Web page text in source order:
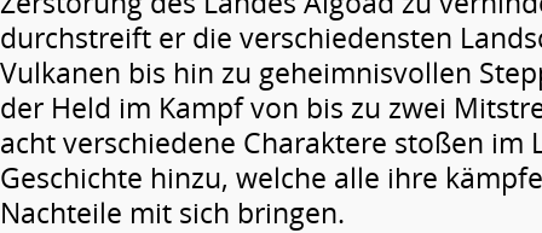
durchstreift er die verschiedensten
Vulkanen bis hin zu geheimnisvollen
der Held im Kampf von bis zu zwei
acht verschiedene Charaktere stoßen im
Geschichte hinzu, welche alle ihre
Nachteile mit sich bringen.